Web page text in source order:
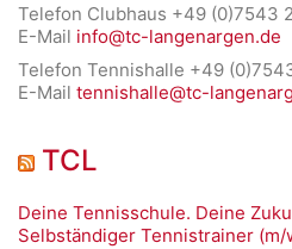
Telefon Clubhaus +49 (0)7543
E-Mail info@tc-langenargen.de
Telefon Tennishalle +49
E-Mail tennishalle@tc-
TCL
Deine Tennisschule. Deine
Selbständiger Tennistrainer